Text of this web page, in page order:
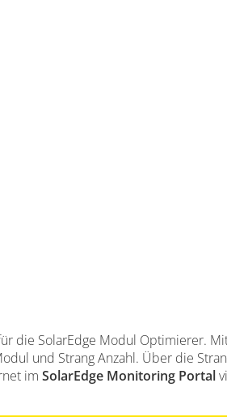
die SolarEdge Modul Optimierer.
und Strang Anzahl. Über die
im SolarEdge Monitoring Portal